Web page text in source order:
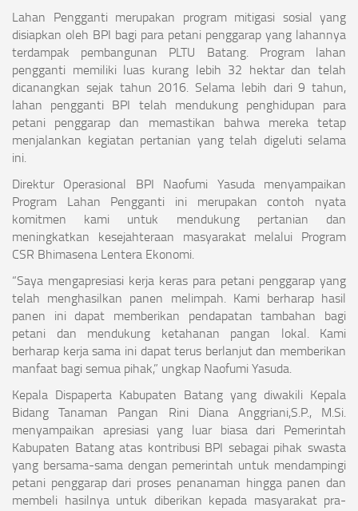
Lahan Pengganti merupakan program mitigasi sosial yang
disiapkan oleh BPI bagi para petani penggarap yang lahannya
terdampak pembangunan PLTU Batang. Program lahan
pengganti memiliki luas kurang lebih 32 hektar dan telah
dicanangkan sejak tahun 2016. Selama lebih dari 9 tahun,
lahan pengganti BPI telah mendukung penghidupan para
petani penggarap dan memastikan bahwa mereka tetap
menjalankan kegiatan pertanian yang telah digeluti selama
ini.
Direktur Operasional BPI Naofumi Yasuda menyampaikan
Program Lahan Pengganti ini merupakan contoh nyata
komitmen kami untuk mendukung pertanian dan
meningkatkan kesejahteraan masyarakat melalui Program
CSR Bhimasena Lentera Ekonomi.
“Saya mengapresiasi kerja keras para petani penggarap yang
telah menghasilkan panen melimpah. Kami berharap hasil
panen ini dapat memberikan pendapatan tambahan bagi
petani dan mendukung ketahanan pangan lokal. Kami
berharap kerja sama ini dapat terus berlanjut dan memberikan
manfaat bagi semua pihak,” ungkap Naofumi Yasuda.
Kepala Dispaperta Kabupaten Batang yang diwakili Kepala
Bidang Tanaman Pangan Rini Diana Anggriani,S.P., M.Si.
menyampaikan apresiasi yang luar biasa dari Pemerintah
Kabupaten Batang atas kontribusi BPI sebagai pihak swasta
yang bersama-sama dengan pemerintah untuk mendampingi
petani penggarap dari proses penanaman hingga panen dan
membeli hasilnya untuk diberikan kepada masyarakat pra-